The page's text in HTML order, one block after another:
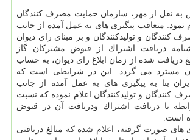
به نقل از مهر، سازمان حمایت مصرف كنندگان
نمود: متعاقب پیگیری های به عمل آمده از جانب
كنندگان و تولیدكنندگان و بر مبنای رای دیوان
دریافت اشتراك از قبوض مشتركان گاز
دریافت شده از زمان ابلاغ رای دیوان، به حساب
مسترد می گردد. این در شرایطی است كه
بنا به پیگیری های به عمل آمده از جانب
كنندگان و تولیدكنندگان اعلام نموده كه نسبت
با دریافت اشتراك ودریافت آن در قبوض
است.
صورت گرفته، اعلام شده كه مبالغ دریافتی